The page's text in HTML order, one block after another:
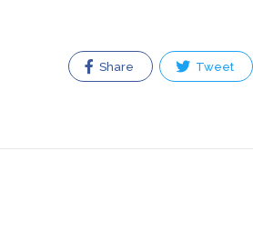
Share Tweet